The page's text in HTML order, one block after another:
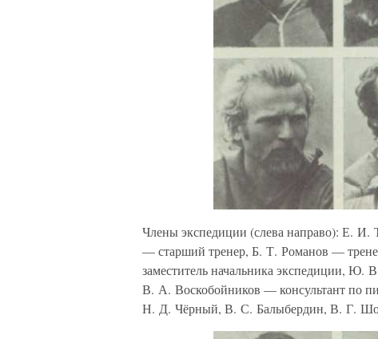
Члены экспедиции (слева направо): Е.
— старший тренер, Б. Т. Романов —
заместитель начальника экспедиции, Ю.
В. А. Воскобойников — консультант по
Н. Д. Чёрный, В. С. Балыбердин, В. Г.